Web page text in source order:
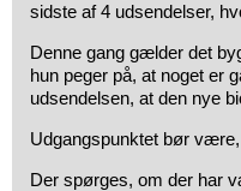
sidste af 4 udsendelser,
Denne gang gælder det
hun peger på, at noget er
udsendelsen, at den nye
Udgangspunktet bør
Der spørges, om der har